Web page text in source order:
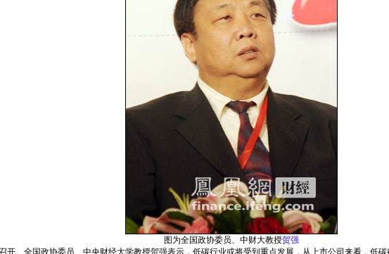
图为全国政协委员、中财大教授贺强
开。全国政协委员、中央财经大学教授贺强表示，低碳行业或将受到重点发展，从上市公司来看，低